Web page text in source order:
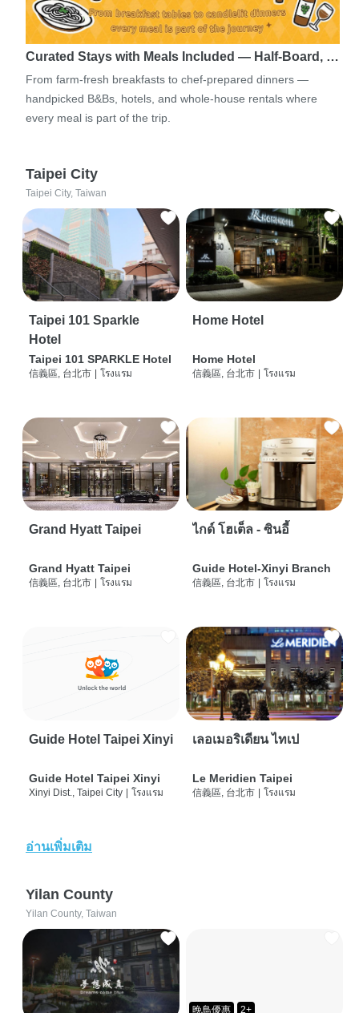
Curated Stays with Meals Included — Half-Board, …
From farm-fresh breakfasts to chef-prepared dinners —
handpicked B&Bs, hotels, and whole-house rentals where
every meal is part of the trip.
Taipei City
Taipei City, Taiwan
Taipei 101 Sparkle
Hotel
Taipei 101 SPARKLE Hotel
信義區, 台北市 โรงแรม
Home Hotel
Home Hotel
信義區, 台北市 โรงแรม
Grand Hyatt Taipei
Grand Hyatt Taipei
信義區, 台北市 โรงแรม
ไกด์ โฮเต็ล - ซินอี้
Guide Hotel-Xinyi Branch
信義區, 台北市 โรงแรม
Guide Hotel Taipei Xinyi
Guide Hotel Taipei Xinyi
Xinyi Dist., Taipei City | โรงแรม
เลอเมอริเดียน ไทเป
Le Meridien Taipei
信義區, 台北市 | โรงแรม
อ่านเพิ่มเติม
Yilan County
Yilan County, Taiwan
晚鳥優惠 2+